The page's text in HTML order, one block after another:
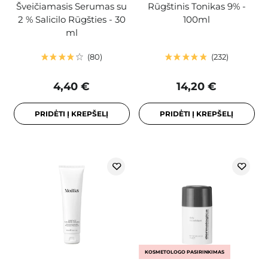
Šveičiamasis Serumas su
2 % Salicilo Rūgšties - 30
ml
80
4,40 €
PRIDĖTI Į KREPŠELĮ
Rūgštinis Tonikas 9% -
100ml
232
14,20 €
PRIDĖTI Į KREPŠELĮ
KOSMETOLOGO PASIRINKIMAS